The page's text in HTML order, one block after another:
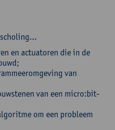
en actuatoren die in de
van
van een micro:bit-
om een probleem